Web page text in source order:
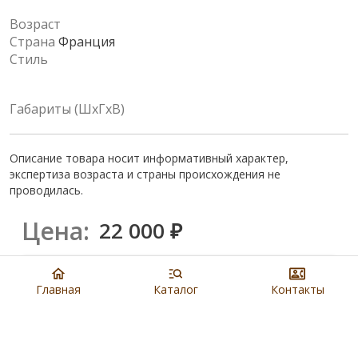
Возраст
Страна Франция
Стиль
Габариты (ШхГхВ)
Описание товара носит информативный характер,
экспертиза возраста и страны происхождения не
проводилась.
Цена: 22 000 ₽
Купить
Главная Каталог Контакты